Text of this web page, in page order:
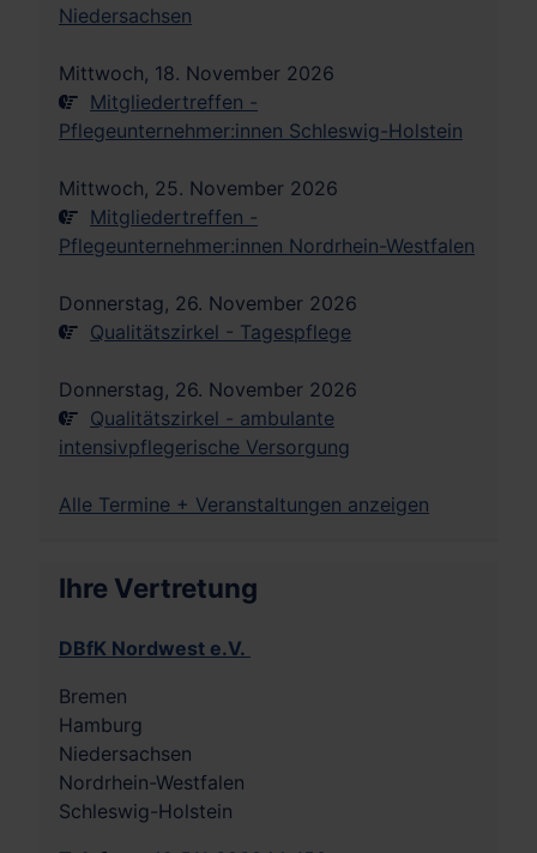
Niedersachsen
Mittwoch, 18. November 2026
Mitgliedertreffen -
Pflegeunternehmer:innen Schleswig-Holstein
Mittwoch, 25. November 2026
Mitgliedertreffen -
Pflegeunternehmer:innen Nordrhein-Westfalen
Donnerstag, 26. November 2026
Qualitätszirkel - Tagespflege
Donnerstag, 26. November 2026
Qualitätszirkel - ambulante
intensivpflegerische Versorgung
Alle Termine + Veranstaltungen anzeigen
Ihre Vertretung
DBfK Nordwest e.V.
Bremen
Hamburg
Niedersachsen
Nordrhein-Westfalen
Schleswig-Holstein